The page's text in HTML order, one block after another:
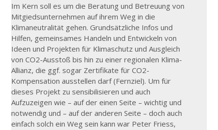
Im Kern soll es um die Beratung und Betreuung von
Mitgiedsunternehmen auf ihrem Weg in die
Klimaneutralität gehen. Grundsätzliche Infos und
Hilfen, gemeinsames Handeln und Entwickeln von
Ideen und Projekten für Klimaschutz und Ausgleich
von CO2-Ausstoß bis hin zu einer regionalen Klima-
Allianz, die ggf. sogar Zertifikate für CO2-
Kompensation ausstellen darf (Fernziel). Um für
dieses Projekt zu sensibilisieren und auch
Aufzuzeigen wie – auf der einen Seite – wichtig und
notwendig und – auf der anderen Seite – doch auch
einfach solch ein Weg sein kann war Peter Friess,